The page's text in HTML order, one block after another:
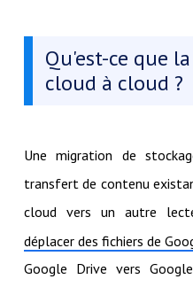
Qu'est-ce que
cloud à cloud ?
Une migration de
transfert de contenu
cloud vers un autre
déplacer des fichiers de
Google Drive vers